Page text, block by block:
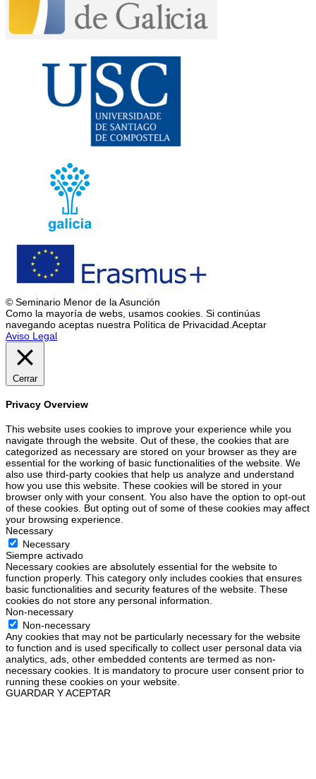
© Seminario Menor de la Asunción
Como la mayoría de webs, usamos cookies. Si continúas
navegando aceptas nuestra Política de Privacidad. Aceptar
Aviso Legal
Cerrar
Privacy Overview
This website uses cookies to improve your experience while you
navigate through the website. Out of these, the cookies that are
categorized as necessary are stored on your browser as they are
essential for the working of basic functionalities of the website. We
also use third-party cookies that help us analyze and understand
how you use this website. These cookies will be stored in your
browser only with your consent. You also have the option to opt-out
of these cookies. But opting out of some of these cookies may affect
your browsing experience.
Necessary
Necessary
Siempre activado
Necessary cookies are absolutely essential for the website to
function properly. This category only includes cookies that ensures
basic functionalities and security features of the website. These
cookies do not store any personal information.
Non-necessary
Non-necessary
Any cookies that may not be particularly necessary for the website
to function and is used specifically to collect user personal data via
analytics, ads, other embedded contents are termed as non-
necessary cookies. It is mandatory to procure user consent prior to
running these cookies on your website.
GUARDAR Y ACEPTAR